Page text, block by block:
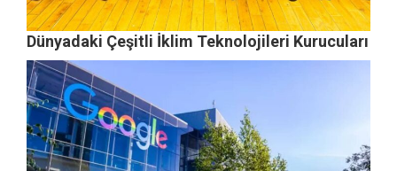
Dünyadaki Çeşitli İklim Teknolojileri Kurucuları